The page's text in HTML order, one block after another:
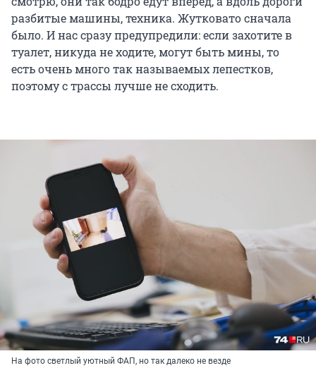
разбитые машины, техника. Жутковато сначала
было. И нас сразу предупредили: если захотите в
туалет, никуда не ходите, могут быть мины, то
есть очень много так называемых лепестков,
поэтому с трассы лучше не сходить.
На фото светлый уютный ФАП, но так далеко не везде